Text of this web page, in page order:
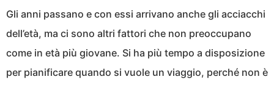
Gli anni passano e con essi arrivano anche gli acciacchi
dell’età, ma ci sono altri fattori che non preoccupano
come in età più giovane. Si ha più tempo a disposizione
per pianificare quando si vuole un viaggio, perché non è